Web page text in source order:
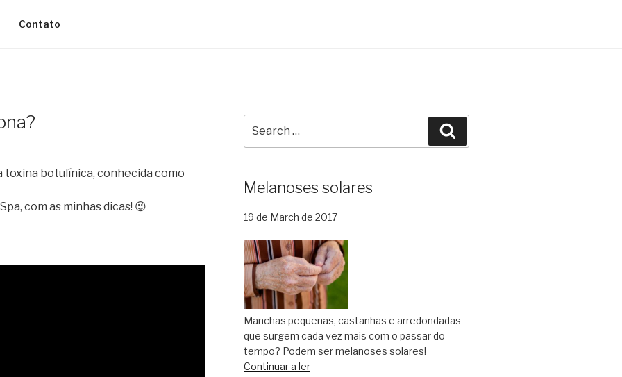
Contato
botulínica, conhecida como
com as minhas dicas! 😉
for:
Melanoses solares
19 de March de 2017
Manchas pequenas, castanhas e arredondadas
que surgem cada vez mais com o passar do
tempo? Podem ser melanoses solares!
Continuar a ler